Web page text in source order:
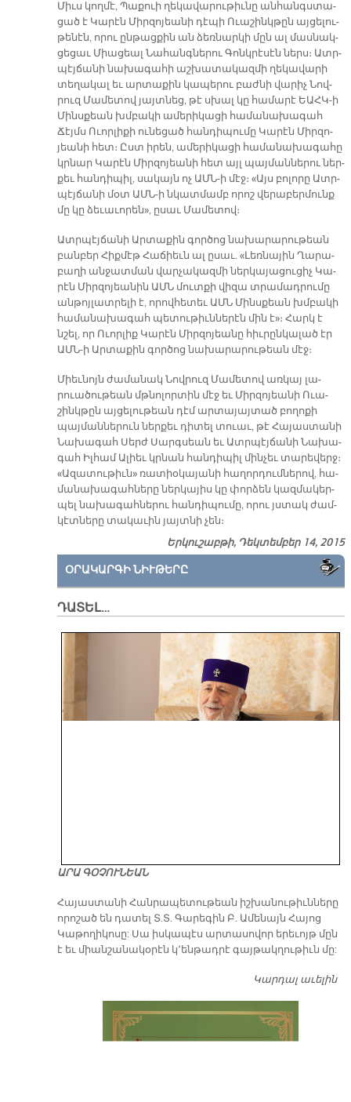
Միւս կող­մէ, Պա­քուի ղե­կա­վա­րու­թիւ­նը ան­հանգս­տա­
ցած է Կա­րէն Միր­զո­յեա­նի դէ­պի Ո­ւա­շինկ­թըն այ­ցե­լու­
թե­նէն, ո­րու ըն­թաց­քին ան ձեռ­նար­կի մըն ալ մաս­նակ­
ցե­ցաւ Միա­ցեալ Նա­հանգ­նե­րու Գոնկ­րէ­սէն ներս։ Ատր­
պէյ­ճա­նի նա­խա­գա­հի աշ­խա­տա­կազ­մի ղե­կա­վա­րի
տե­ղա­կալ եւ ար­տա­քին կա­պե­րու բաժ­նի վա­րիչ Նով­
րուզ Մա­մե­տով յայտ­նեց, թէ սխալ կը հա­մա­րէ ԵԱՀԿ-ի
Մինս­քեան խմբա­կի ա­մե­րի­կա­ցի հա­մա­նա­խա­գահ
Ճէյմս Ո­ւոր­լի­քի ու­նե­ցած հան­դի­պու­մը Կա­րէն Միր­զո­
յեա­նի հետ։ Ըստ ի­րեն, ա­մե­րի­կա­ցի հա­մա­նա­խա­գա­հը
կրնար Կա­րէն Միր­զո­յեա­նի հետ այլ պայ­ման­նե­րու ներ­
քեւ հան­դի­պիլ, սա­կայն ոչ ԱՄՆ-ի մէջ։ «Այս բո­լո­րը Ատր­
պէյ­ճա­նի մօտ ԱՄՆ-ի նկատ­մամբ ո­րոշ վե­րա­բեր­մունք
մը կը ձե­ւա­ւո­րեն», ը­սաւ Մա­մե­տով։
Ատր­պէյ­ճա­նի Ար­տա­քին գոր­ծոց նա­խա­րա­րու­թեան
բան­բեր Հիք­մէթ Հա­ճիեւն ալ ը­սաւ. «Լեռ­նա­յին Ղա­րա­
բա­ղի ան­ջատ­ման վար­չա­կազ­մի ներ­կա­յա­ցու­ցիչ Կա­
րէն Միր­զո­յեա­նին ԱՄՆ մուտ­քի վի­զա տրա­մադ­րու­մը
ան­թոյ­լատ­րե­լի է, ո­րով­հե­տեւ ԱՄՆ Մինս­քեան խմբա­կի
հա­մա­նա­խա­գահ պե­տու­թիւն­նե­րէն մին է»։ Հարկ է
նշել, որ Ո­ւոր­լիք Կա­րէն Միր­զո­յեա­նը հիւ­րըն­կա­լած էր
ԱՄՆ-ի Ար­տա­քին գոր­ծոց նա­խա­րա­րու­թեան մէջ։
Միեւ­նոյն ժա­մա­նակ Նով­րուզ Մա­մե­տով առ­կայ լա­
րուա­ծու­թեան մթնո­լոր­տին մէջ եւ Միր­զո­յեա­նի Ո­ւա­
շինկ­թըն այ­ցե­լու­թեան դէմ ար­տա­յայ­տած բո­ղո­քի
պայ­ման­նե­րուն ներ­քեւ դի­տել տուաւ, թէ Հա­յաս­տա­նի
Նա­խա­գահ Սերժ Սարգ­սեան եւ Ատր­պէյ­ճա­նի Նա­խա­
գահ Իլ­համ Ա­լիեւ կրնան հան­դի­պիլ մին­չեւ տա­րե­վերջ։
«Ա­զա­տու­թիւն» ռա­տիօ­կա­յա­նի հա­ղոր­դում­նե­րով, հա­
մա­նա­խա­գահ­նե­րը ներ­կա­յիս կը փոր­ձեն կազ­մա­կեր­
պել նա­խա­գահ­նե­րու հան­դի­պու­մը, ո­րու յստակ ժամ­
կէտ­նե­րը տա­կա­ւին յայտ­նի չեն։
Երկուշաբթի, Դեկտեմբեր 14, 2015
ՕՐԱԿԱՐԳԻ ՆԻՒԹԵՐԸ
ԴԱՏԵԼ…
ԱՐԱ ԳՕՉՈՒՆԵԱՆ
​Հայաստանի Հանրապետութեան իշխանութիւնները
որոշած են դատել Տ.Տ. Գարեգին Բ. Ամենայն Հայոց
Կաթողիկոսը: Սա իսկապէս արտասովոր երեւոյթ մըն
է եւ միանշանակօրէն կ՚ենթադրէ գայթակղութիւն մը:
Կարդալ աւելին